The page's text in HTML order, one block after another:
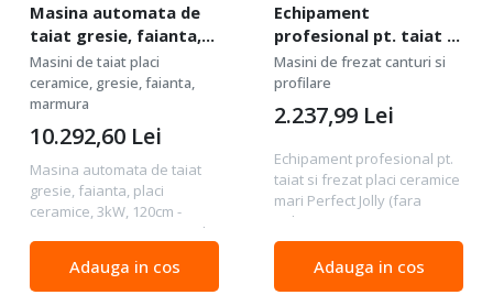
Masina automata de
taiat gresie, faianta,
placi ceramice, 3kW,
120cm - BIHUI-
TCSA1200
Masini de taiat placi
ceramice, gresie, faianta,
marmura
Masina automata de taiat
gresie, faianta, placi
ceramice, 3kW, 120cm -
BIHUI-TCSA1200 Lungime de
taiere manuala/automata:
max. 30 mm Lungime de
10.292,60 Lei
Adauga in cos
Echipament
profesional pt. taiat si
frezat placi ceramice
mari Perfect Jolly
(fara polizor) -
Battipav-11401
Masini de frezat canturi si
profilare
Echipament profesional pt.
taiat si frezat placi ceramice
mari Perfect Jolly (fara
polizor) - Battipav-11401
Date tehnice: Lungime
maxima de taiere:
Nelimitata Grosime maxima
2.237,99 Lei
Adauga in cos